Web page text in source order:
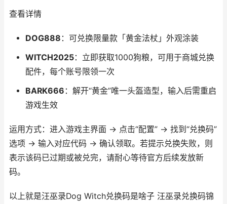
查看详情
DOG888 ：可兑换限量款「黄金法杖」外观涂装
WITCH2025：立即获取1000狗粮，可用于商城兑换
配件，每个账号限领一次
BARK666 ：解开“黄金”唯一头盔造型，输入后需重启
游戏生效
运用方式：进入游戏主界面 → 点击“配置” → 找到“兑换码”
选项 → 输入对应代码 → 确认领取。若提示兑换失败，则
表示该码已过期或被兑完，请耐心等待官方后续发放新
码。
以上就是汪巫录Dog Witch兑换码是啥子 汪巫录兑换码锦